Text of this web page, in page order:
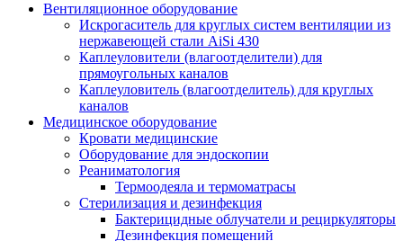
Вентиляционное оборудование
Искрогаситель для круглых систем вентиляции из
нержавеющей стали AiSi 430
Каплеуловители (влагоотделители) для
прямоугольных каналов
Каплеуловитель (влагоотделитель) для круглых
каналов
Медицинское оборудование
Кровати медицинские
Оборудование для эндоскопии
Реаниматология
Термоодеяла и термоматрасы
Стерилизация и дезинфекция
Бактерицидные облучатели и рециркуляторы
Дезинфекция помещений